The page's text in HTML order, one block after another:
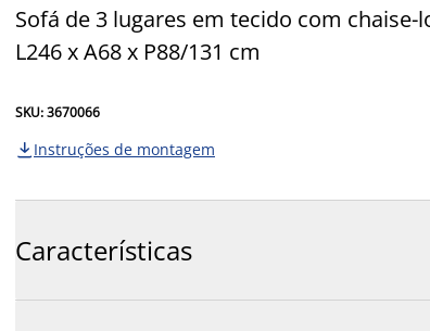
Sofá de 3 lugares em tecido com
L246 x A68 x P88/131 cm
SKU: 3670066
 Instruções de montagem
Características